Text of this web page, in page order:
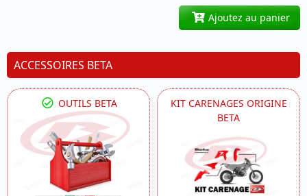
Ajoutez au panier
ACCESSOIRES BETA
OUTILS BETA
KIT CARENAGES ORIGINE
BETA